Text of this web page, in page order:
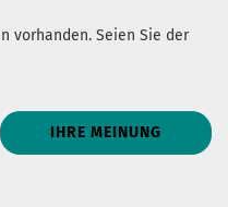
vorhanden. Seien Sie der
IHRE MEINUNG